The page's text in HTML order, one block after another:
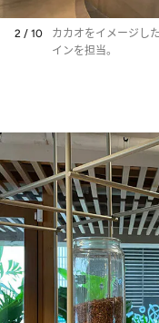
2 / 10
カカオをイメージし
インを担当。